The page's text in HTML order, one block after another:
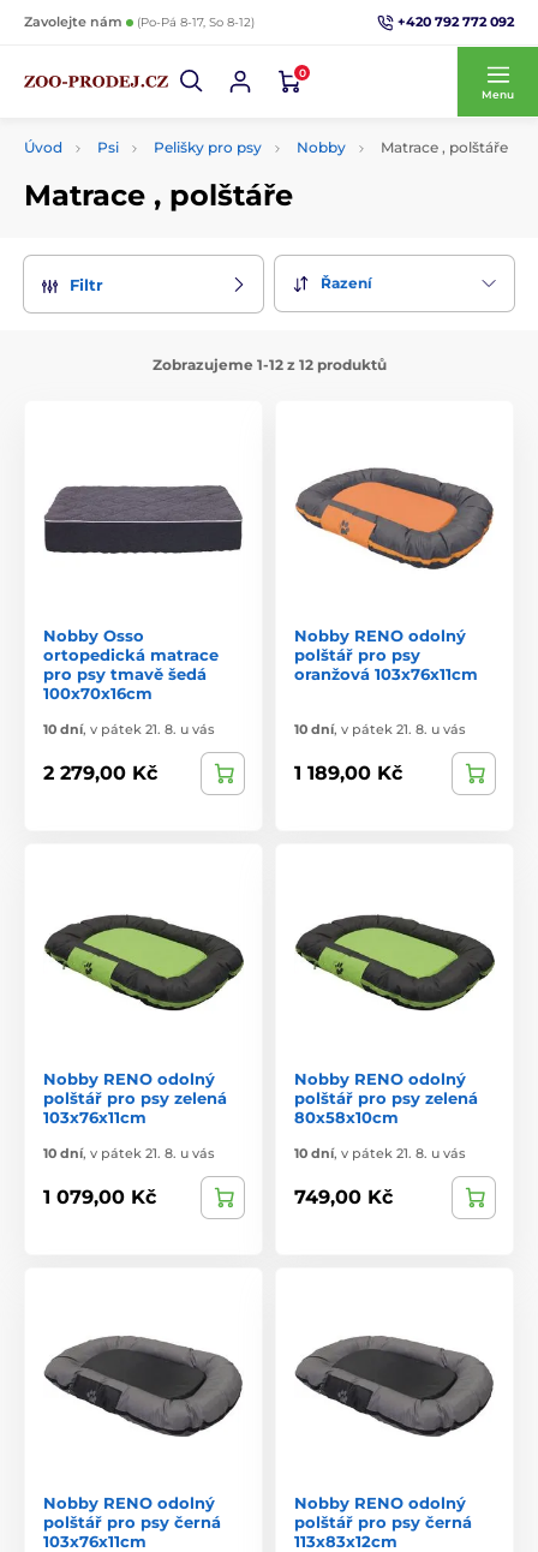
Zavolejte nám (Po-Pá 8-17, So 8-12) +420 792 772 092
0
Menu
Úvod Psi Pelišky pro psy Nobby Matrace , polštáře
Matrace , polštáře
Filtr Řazení
Zobrazujeme 1-12 z 12 produktů
Nobby Osso
ortopedická matrace
pro psy tmavě šedá
100x70x16cm
10 dní, v pátek 21. 8. u vás
2 279,00 Kč
Nobby RENO odolný
polštář pro psy
oranžová 103x76x11cm
10 dní, v pátek 21. 8. u vás
1 189,00 Kč
Nobby RENO odolný
polštář pro psy zelená
103x76x11cm
10 dní, v pátek 21. 8. u vás
1 079,00 Kč
Nobby RENO odolný
polštář pro psy zelená
80x58x10cm
10 dní, v pátek 21. 8. u vás
749,00 Kč
Nobby RENO odolný
polštář pro psy černá
103x76x11cm
Nobby RENO odolný
polštář pro psy černá
113x83x12cm